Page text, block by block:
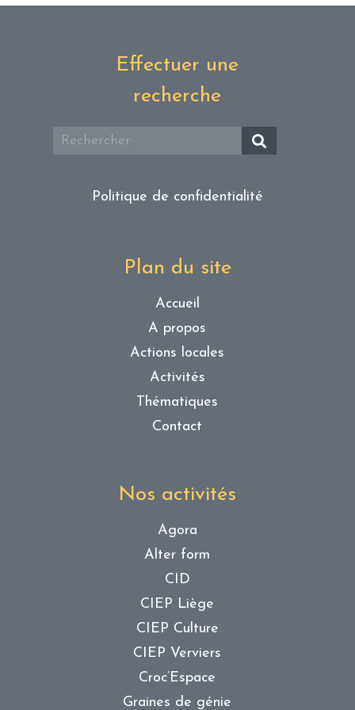
Effectuer une
recherche
Politique de confidentialité
Plan du site
Accueil
A propos
Actions locales
Activités
Thématiques
Contact
Nos activités
Agora
Alter form
CID
CIEP Liège
CIEP Culture
CIEP Verviers
Croc’Espace
Graines de génie